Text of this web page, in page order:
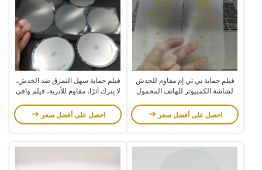
فيلم حماية بي تي إم مقاوم للخدش
لشاشة الكمبيوتر للهاتف المحمول
احصل على أفضل سعر
فيلم حماية سهل التمزق ضد الخدش،
لا يترك أثرًا، مقاوم للأتربة، فيلم واقي
احصل على أفضل سعر